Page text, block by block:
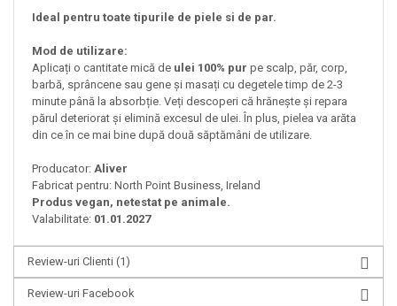
Ideal pentru toate tipurile de piele si de par.
Mod de utilizare:
Aplicați o cantitate mică de ulei 100% pur pe scalp, păr, corp,
barbă, sprâncene sau gene și masați cu degetele timp de 2-3
minute până la absorbție. Veți descoperi că hrănește și repara
părul deteriorat și elimină excesul de ulei. În plus, pielea va arăta
din ce în ce mai bine după două săptămâni de utilizare.​
Producator: Aliver
Fabricat pentru: North Point Business, Ireland
Produs vegan, netestat pe animale.
Valabilitate: 01.01.2027
Review-uri Clienti (1)
Review-uri Facebook